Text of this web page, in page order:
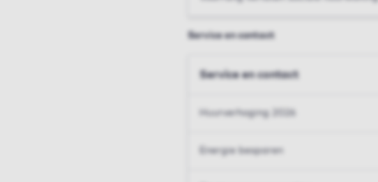
Service en contact
Service en contact
Huurverhoging 2026
Energie besparen